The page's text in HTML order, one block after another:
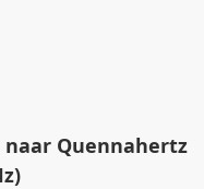
naar Quennahertz